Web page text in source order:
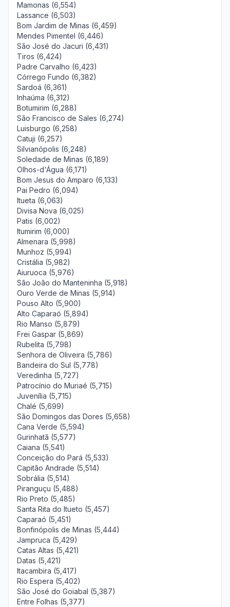
Mamonas (6,554)
Lassance (6,503)
Bom Jardim de Minas (6,459)
Mendes Pimentel (6,446)
São José do Jacuri (6,431)
Tiros (6,424)
Padre Carvalho (6,423)
Córrego Fundo (6,382)
Sardoá (6,361)
Inhaúma (6,312)
Botumirim (6,288)
São Francisco de Sales (6,274)
Luisburgo (6,258)
Catuji (6,257)
Silvianópolis (6,248)
Soledade de Minas (6,189)
Olhos-d'Água (6,171)
Bom Jesus do Amparo (6,133)
Pai Pedro (6,094)
Itueta (6,063)
Divisa Nova (6,025)
Patis (6,002)
Itumirim (6,000)
Almenara (5,998)
Munhoz (5,994)
Cristália (5,982)
Aiuruoca (5,976)
São João do Manteninha (5,918)
Ouro Verde de Minas (5,914)
Pouso Alto (5,900)
Alto Caparaó (5,894)
Rio Manso (5,879)
Frei Gaspar (5,869)
Rubelita (5,798)
Senhora de Oliveira (5,786)
Bandeira do Sul (5,778)
Veredinha (5,727)
Patrocínio do Muriaé (5,715)
Juvenília (5,715)
Chalé (5,699)
São Domingos das Dores (5,658)
Cana Verde (5,594)
Gurinhatã (5,577)
Caiana (5,541)
Conceição do Pará (5,533)
Capitão Andrade (5,514)
Sobrália (5,514)
Piranguçu (5,488)
Rio Preto (5,485)
Santa Rita do Itueto (5,457)
Caparaó (5,451)
Bonfinópolis de Minas (5,444)
Jampruca (5,429)
Catas Altas (5,421)
Datas (5,421)
Itacambira (5,417)
Rio Espera (5,402)
São José do Goiabal (5,387)
Entre Folhas (5,377)